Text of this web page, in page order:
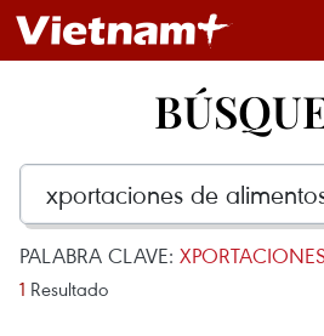
PALABRA CLAVE:
1 Resultado